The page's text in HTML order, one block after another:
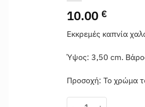
10.00 €
Εκκρεμές καπνία
Ύψος: 3,50 cm.
Προσοχή: Το χρώμα
Εκκρεμές καπνία